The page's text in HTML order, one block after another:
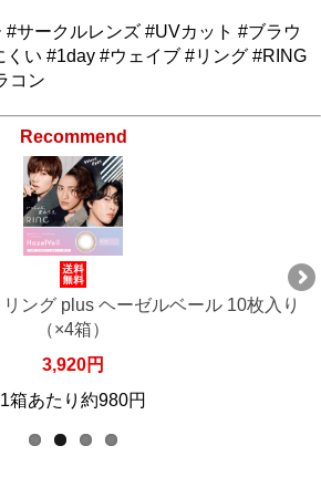
サークルレンズ #UVカット #ブラウ
くい #1day #ウェイブ #リング #RING
コン
Recommend
ング plus ヘーゼルベール 10枚入り
（×4箱）
3,920円
1箱あたり約980円